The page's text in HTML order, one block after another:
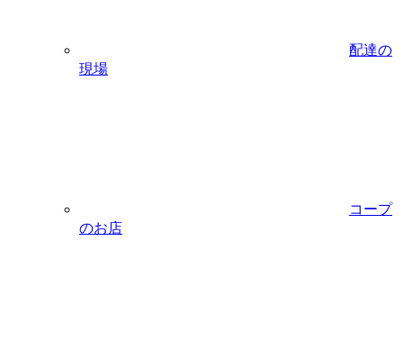
配達の
現場
コープ
のお店